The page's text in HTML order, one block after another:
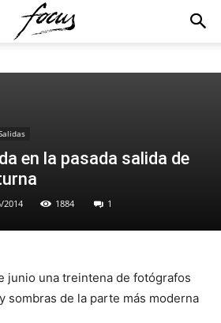
en la pasada salida de
2014 1884 1
junio una treintena de fotógrafos
sombras de la parte más moderna